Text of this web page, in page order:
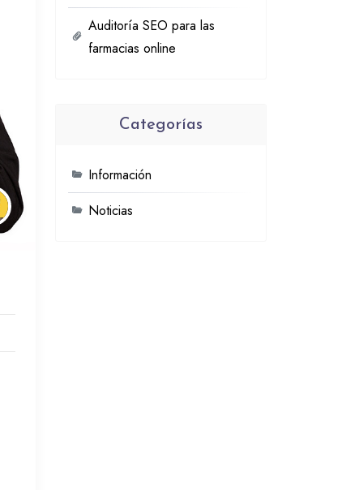
Auditoría SEO para las
farmacias online
Categorías
Información
Noticias